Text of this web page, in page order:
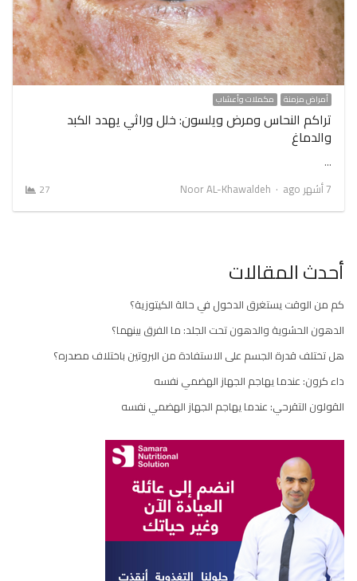
أمراض مزمنة مكملات وأعشاب
تراكم النحاس ومرض ويلسون: خلل وراثي يهدد الكبد
والدماغ
…
7 أشهر ago
Author
Noor AL-Khawaldeh
27
أحدث المقالات
كم من الوقت يستغرق الدخول في حالة الكيتوزية؟
الدهون الحشوية والدهون تحت الجلد: ما الفرق بينهما؟
هل تختلف قدرة الجسم على الاستفادة من البروتين باختلاف مصدره؟
داء كرون: عندما يهاجم الجهاز الهضمي نفسه
القولون التقرحي: عندما يهاجم الجهاز الهضمي نفسه